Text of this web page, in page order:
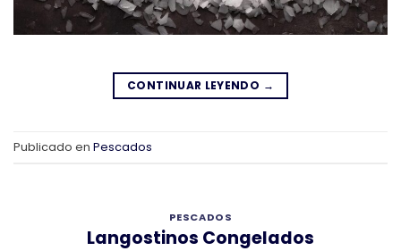
CONTINUAR LEYENDO →
Publicado en Pescados
PESCADOS
Langostinos Congelados